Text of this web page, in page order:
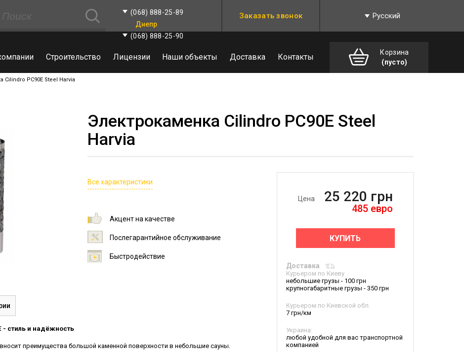
(068) 888-25-89
Днепр
(068) 888-25-90
Заказать звонок Русский
Строительство Лицензии Наши объекты Доставка Контакты
Корзина
(пусто)
Cilindro PC90E Steel Harvia
Электрокаменка Cilindro PC90E Steel
Harvia
Цена 25 220 грн
485 евро
КУПИТЬ
Доставка
Курьером по Киеву
небольшие грузы - 100 грн
крупногабаритные грузы - 350 грн
Курьером по Киевской обл.
7 грн/км
Украина:
любой удобной для вас транспортной
компанией
Все характеристики
Акцент на качестве
Послегарантийное обслуживание
Быстродействие
- стиль и надёжность
преимущества большой каменной поверхности в небольшие сауны.